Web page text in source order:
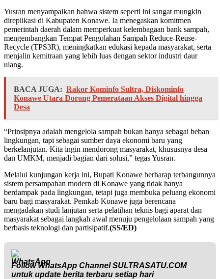
Yusran menyampaikan bahwa sistem seperti ini sangat mungkin
direplikasi di Kabupaten Konawe. Ia menegaskan komitmen
pemerintah daerah dalam memperkuat kelembagaan bank sampah,
mengembangkan Tempat Pengolahan Sampah Reduce-Reuse-
Recycle (TPS3R), meningkatkan edukasi kepada masyarakat, serta
menjalin kemitraan yang lebih luas dengan sektor industri daur
ulang.
BACA JUGA: Rakor Kominfo Sultra, Diskominfo
Konawe Utara Dorong Pemerataan Akses Digital hingga
Desa
“Prinsipnya adalah mengelola sampah bukan hanya sebagai beban
lingkungan, tapi sebagai sumber daya ekonomi baru yang
berkelanjutan. Kita ingin mendorong masyarakat, khususnya desa
dan UMKM, menjadi bagian dari solusi,” tegas Yusran.
Melalui kunjungan kerja ini, Bupati Konawe berharap terbangunnya
sistem persampahan modern di Konawe yang tidak hanya
berdampak pada lingkungan, tetapi juga membuka peluang ekonomi
baru bagi masyarakat. Pemkab Konawe juga berencana
mengadakan studi lanjutan serta pelatihan teknis bagi aparat dan
masyarakat sebagai langkah awal menuju pengelolaan sampah yang
berbasis teknologi dan partisipatif.(SS/ED)
Follow WhatsApp ChannelSULTRASATU.COM
untuk update berita terbaru setiap hari